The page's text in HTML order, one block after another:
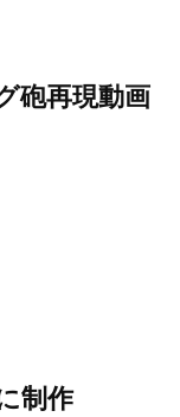
砲再現動画
制作